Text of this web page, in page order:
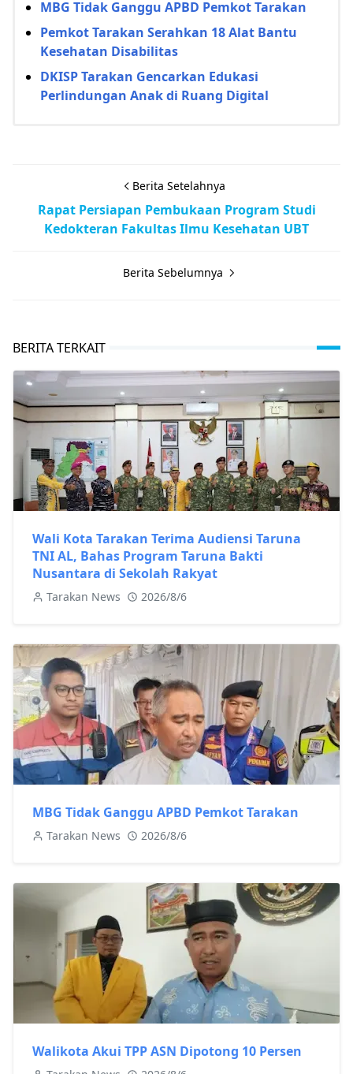
MBG Tidak Ganggu APBD Pemkot Tarakan
Pemkot Tarakan Serahkan 18 Alat Bantu
Kesehatan Disabilitas
DKISP Tarakan Gencarkan Edukasi
Perlindungan Anak di Ruang Digital
Berita Setelahnya
Rapat Persiapan Pembukaan Program Studi
Kedokteran Fakultas Ilmu Kesehatan UBT
Berita Sebelumnya
BERITA TERKAIT
Wali Kota Tarakan Terima Audiensi Taruna
TNI AL, Bahas Program Taruna Bakti
Nusantara di Sekolah Rakyat
Tarakan News 2026/8/6
MBG Tidak Ganggu APBD Pemkot Tarakan
Tarakan News 2026/8/6
Walikota Akui TPP ASN Dipotong 10 Persen